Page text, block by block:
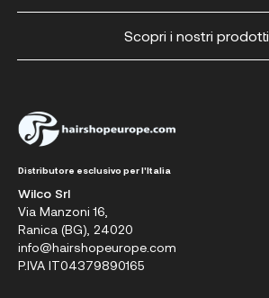
Scopri i nostri prodotti
Distributore esclusivo per l'Italia
Wilco Srl
Via Manzoni 16,
Ranica (BG), 24020
info@hairshopeurope.com
P.IVA IT04379890165